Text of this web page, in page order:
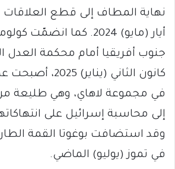
نهاية المطاف إلى قطع العلاقات
أيار (مايو) 2024. كما انضمّت
جنوب أفريقيا أمام محكمة العدل
كانون الثاني
في مجموعة لاهاي، وهي طليعة
إلى محاسبة إسرائيل على
وقد استضافت بوغوتا القمة
في تموز (يوليو) الماضي.